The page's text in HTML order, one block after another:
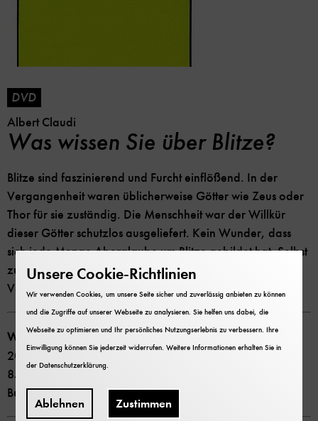
DVD
Albert Claudi
Was wissen Sie über Blitze?
Blitze sind faszinierend und Furcht einflößend. In der
Vergangenheit waren üblicherweise Götter wie Zeus oder
Thor für sie zuständig. Die Menschheit war der Willkür
dieser Götter schutzlos ausgeliefert. Kein Wunder, dass
sich jede Menge Aberglaube um Blitze gebildet hat. Selbst
zur Zeit von Benjamin Franklin gab es seltsame
Vorstellungen ...
Was wissen Sie über Blitze?
2007 Deutsches Museum
85 Minuten
Buchhandelspreis 9,00 €
Unsere Cookie-Richtlinien
Wir verwenden Cookies, um unsere Seite sicher und zuverlässig anbieten zu können
und die Zugriffe auf unserer Webseite zu analysieren. Sie helfen uns dabei, die
Webseite zu optimieren und Ihr persönliches Nutzungserlebnis zu verbessern. Ihre
Einwilligung können Sie jederzeit widerrufen. Weitere Informationen erhalten Sie in
derDatenschutzerklärung.
Ablehnen Zustimmen